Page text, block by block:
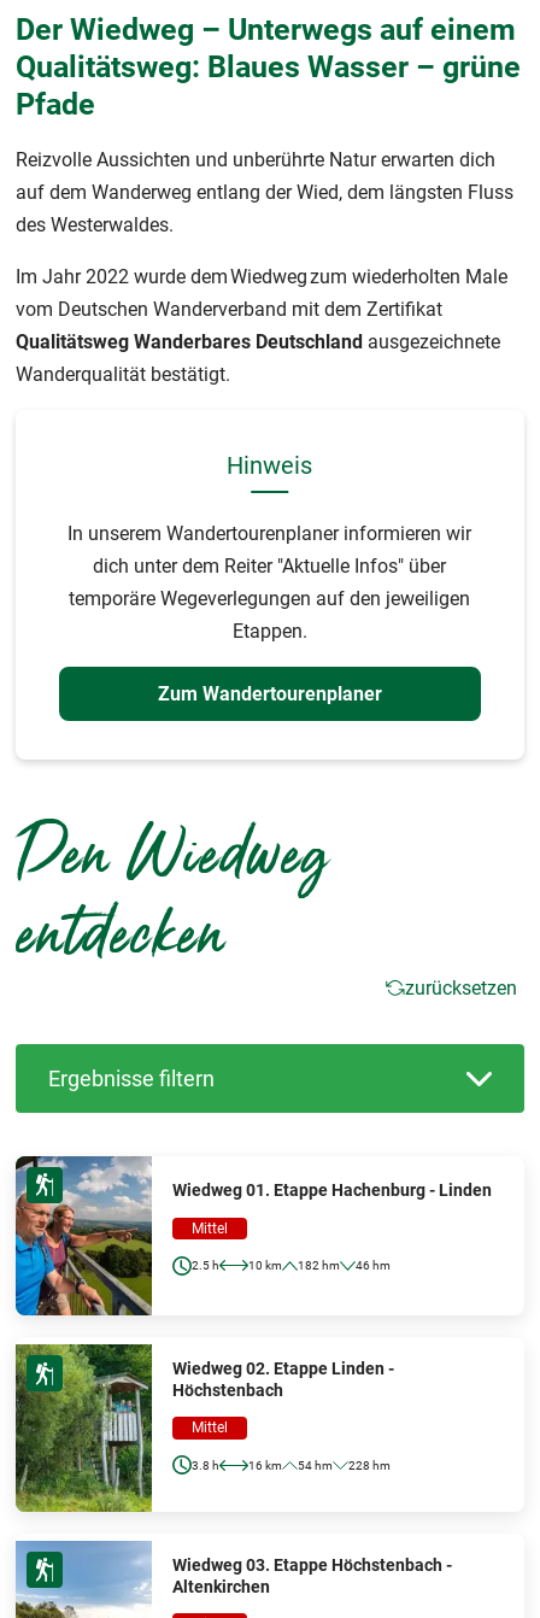
Der Wiedweg – Unterwegs auf einem
Qualitätsweg: Blaues Wasser – grüne
Pfade
Reizvolle Aussichten und unberührte Natur erwarten dich
auf dem Wanderweg entlang der Wied, dem längsten Fluss
des Westerwaldes.
Im Jahr 2022 wurde dem Wiedweg zum wiederholten Male
vom Deutschen Wanderverband mit dem Zertifikat
Qualitätsweg Wanderbares Deutschland ausgezeichnete
Wanderqualität bestätigt.
Hinweis
In unserem Wandertourenplaner informieren wir
dich unter dem Reiter "Aktuelle Infos" über
temporäre Wegeverlegungen auf den jeweiligen
Etappen.
Zum Wandertourenplaner
Den Wiedweg
entdecken
zurücksetzen
Ergebnisse filtern
Wiedweg 01. Etappe Hachenburg - Linden
Mittel
2.5 h 10 km 182 hm 46 hm
Wiedweg 02. Etappe Linden -
Höchstenbach
Mittel
3.8 h 16 km 54 hm 228 hm
Wiedweg 03. Etappe Höchstenbach -
Altenkirchen